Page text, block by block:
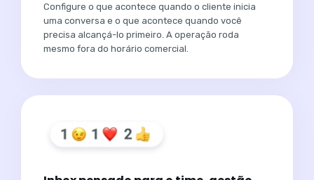
Configure o que acontece quando o cliente inicia
uma conversa e o que acontece quando você
precisa alcançá-lo primeiro. A operação roda
mesmo fora do horário comercial.